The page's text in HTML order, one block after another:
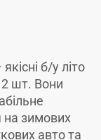
б/у літо
шт. Вони
на зимових
авто та